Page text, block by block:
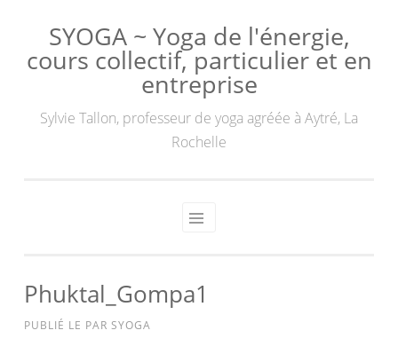
SYOGA ~ Yoga de l'énergie,
cours collectif, particulier et en
entreprise
Sylvie Tallon, professeur de yoga agréée à Aytré, La
Rochelle
Phuktal_Gompa1
PUBLIÉ LE PAR SYOGA